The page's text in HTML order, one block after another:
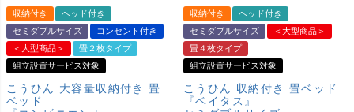
収納付き
ヘッド付き
セミダブルサイズ
コンセント付き
＜大型商品＞
畳２枚タイプ
組立設置サービス対象
こうひん 大容量収納付き 畳
ベッド
収納付き
ヘッド付き
セミダブルサイズ
＜大型商品＞
畳４枚タイプ
組立設置サービス対象
こうひん 収納付き 畳ベッド
『ベイタス』